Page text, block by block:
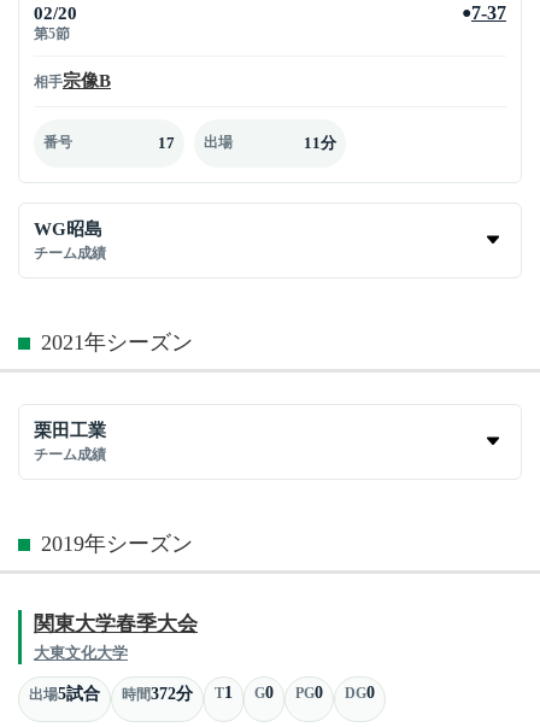
02/20
第5節
●7-37
相手宗像B
番号 17 出場 11分
WG昭島
チーム成績
2021年シーズン
栗田工業
チーム成績
2019年シーズン
関東大学春季大会
大東文化大学
出場5試合 時間372分 T1 G0 PG0 DG0